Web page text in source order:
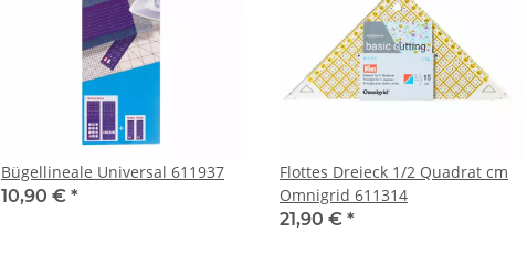
Bügellineale Universal 611937
10,90 € *
Flottes Dreieck 1/2 Quadrat cm
Omnigrid 611314
21,90 € *